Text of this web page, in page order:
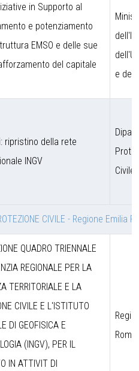
in Supporto al
e potenziamento
EMSO e delle sue
del capitale
e
ripristino della rete
INGV
Civile
CIVILE - Regione Emilia
QUADRO TRIENNALE
REGIONALE PER LA
TERRITORIALE E LA
CIVILE E L'ISTITUTO
DI GEOFISICA E
(INGV), PER IL
IN ATTIVIT DI